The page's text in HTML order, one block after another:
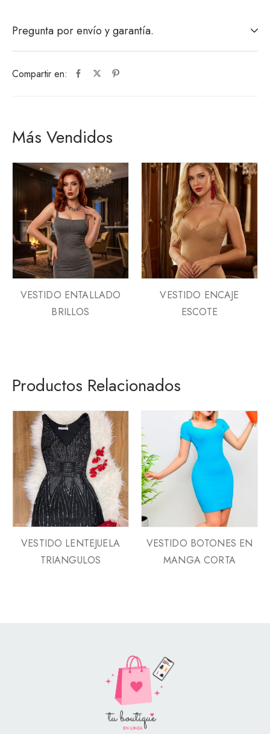
Compartir en:
Pregunta por envío y garantía.
Más Vendidos
VESTIDO ENTALLADO
BRILLOS
VESTIDO ENCAJE
ESCOTE
Productos Relacionados
VESTIDO LENTEJUELA
TRIANGULOS
VESTIDO BOTONES EN
MANGA CORTA